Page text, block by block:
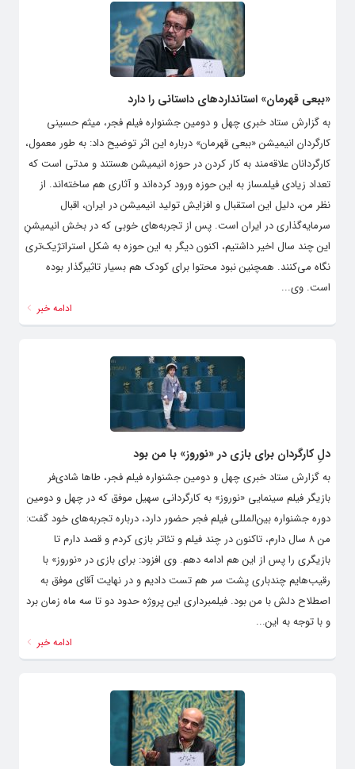
«ببعی قهرمان» استانداردهای داستانی را دارد
به گزارش ستاد خبری چهل و دومین جشنواره فیلم فجر، میثم حسینی
کارگردان انیمیشن «ببعی قهرمان» درباره این اثر توضیح داد: به طور معمول،
کارگردانان علاقه‌مند به کار کردن در حوزه انیمیشن هستند و مدتی است که
تعداد زیادی فیلمساز به این حوزه ورود کرده‌اند و آثاری هم ساخته‌اند. از
نظر من، دلیل این استقبال و افزایش تولید انیمیشن در ایران، اقبال
سرمایه‌گذاری در ایران است. پس از تجربه‌های خوبی که در بخش انیمیشنِ
این چند سال اخیر داشتیم، اکنون دیگر به این حوزه به شکل استراتژیک‌تری
نگاه می‌کنند. همچنین نبود محتوا برای کودک هم بسیار تاثیرگذار بوده
ادامه خبر
دلِ کارگردان برای بازی در «نوروز» با من بود
به گزارش ستاد خبری چهل و دومین جشنواره فیلم فجر، طاها شادی‌فر
بازیگر فیلم‌ سینمایی «نوروز» به کارگردانی سهیل موفق که در چهل و دومین
دوره جشنواره بین‌المللی فیلم فجر حضور دارد، درباره تجربه‌های خود گفت:
من ۸ سال دارم، تاکنون در چند فیلم و تئاتر بازی کردم و قصد دارم تا
بازیگری را پس از این هم ادامه دهم. وی افزود: برای بازی در «نوروز» با
رقیب‌هایم چندباری پشت سر هم تست دادیم و در نهایت آقای موفق به
اصطلاح دلش با من بود. فیلمبرداری این پروژه حدود دو تا سه ماه زمان برد
ادامه خبر